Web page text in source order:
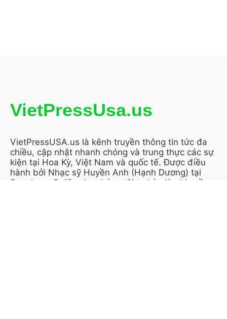
VietPressUsa.us
VietPressUSA.us là kênh truyền thông tin tức đa
chiều, cập nhật nhanh chóng và trung thực các sự
kiện tại Hoa Kỳ, Việt Nam và quốc tế. Được điều
hành bởi Nhạc sỹ Huyền Anh (Hạnh Dương) tại
San Jose, California, chúng tôi tự hào là nhịp cầu